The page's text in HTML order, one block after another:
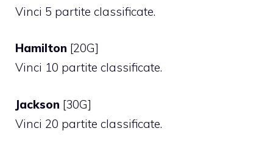
Vinci 5 partite classificate.
Hamilton [20G]
Vinci 10 partite classificate.
Jackson [30G]
Vinci 20 partite classificate.